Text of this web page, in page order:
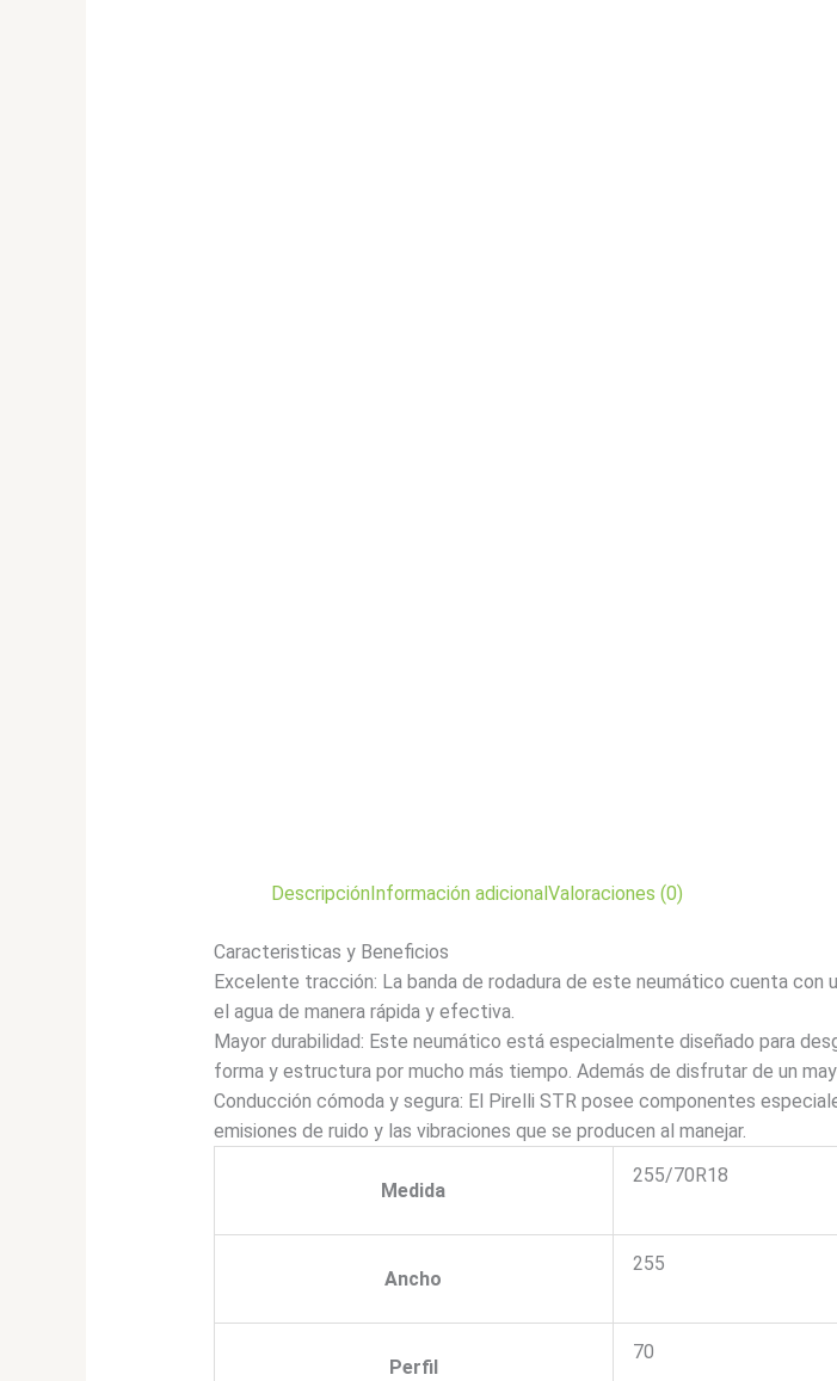
Descripción Información adicional Valoraciones (0)
Caracteristicas y Beneficios
Excelente tracción: La banda de rodadura de este neumático cuenta
el agua de manera rápida y efectiva.
Mayor durabilidad: Este neumático está especialmente diseñado para
forma y estructura por mucho más tiempo. Además de disfrutar de un
Conducción cómoda y segura: El Pirelli STR posee componentes
emisiones de ruido y las vibraciones que se producen al manejar.
Medida
255/70R18
Ancho
255
Perfil
70